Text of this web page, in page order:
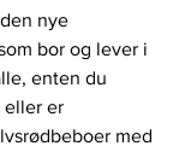
nye
bor og lever i
enten du
eller er
med